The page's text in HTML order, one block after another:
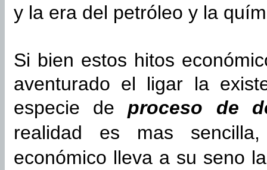
y la era del petróleo y la
Si bien estos hitos
aventurado el ligar la
especie de proceso de
realidad es mas
económico lleva a su seno